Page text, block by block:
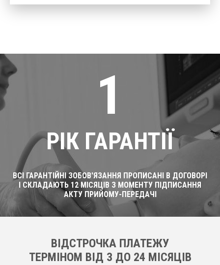
1
РІК ГАРАНТІЇ
ВСІ ГАРАНТІЙНІ ЗОБОВ'ЯЗАННЯ ПРОПИСАНІ В ДОГОВОРІ
І СКЛАДАЮТЬ 12 МІСЯЦІВ З МОМЕНТУ ПІДПИСАННЯ
АКТУ ПРИЙОМУ-ПЕРЕДАЧІ
ВІДСТРОЧКА ПЛАТЕЖУ
ТЕРМІНОМ ВІД 3 ДО 24 МІСЯЦІВ